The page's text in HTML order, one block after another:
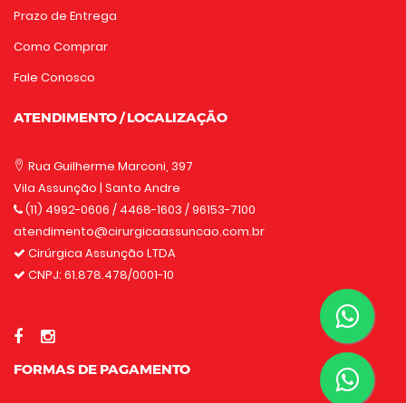
Prazo de Entrega
Como Comprar
Fale Conosco
ATENDIMENTO / LOCALIZAÇÃO
Rua Guilherme Marconi, 397
Vila Assunção | Santo Andre
(11) 4992-0606 / 4468-1603 / 96153-7100
atendimento@cirurgicaassuncao.com.br
Cirúrgica Assunção LTDA
CNPJ: 61.878.478/0001-10
FORMAS DE PAGAMENTO